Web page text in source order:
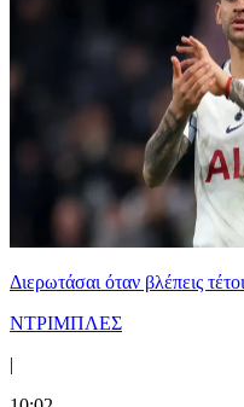
Διερωτάσαι όταν βλέπεις
ΝΤΡΙΜΠΛΕΣ
|